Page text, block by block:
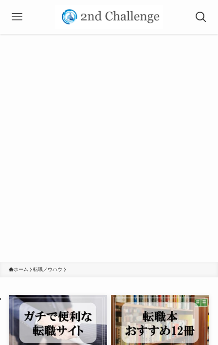
ホーム 転職ノウハウ